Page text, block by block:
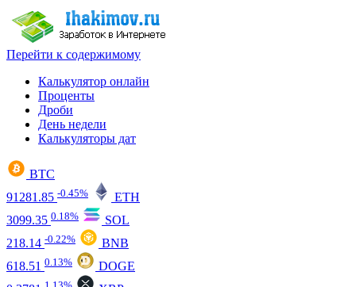
Перейти к содержимому
Калькулятор онлайн
Проценты
Дроби
День недели
Калькуляторы дат
BTC
91281.85 -0.45%
ETH
3099.35 0.18%
SOL
218.14 -0.22%
BNB
618.51 0.13%
DOGE